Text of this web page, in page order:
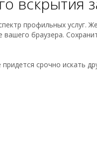
профильных услуг.
браузера.
срочно искать